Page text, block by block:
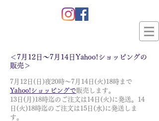
＜7月12 日～7月14日Yahoo!ショッピングの
販売＞
7月12日(日)夜20時～7月14日(火)18時まで
Yahoo!ショッピングで販売します。
13日(月)18時迄のご注文は14日(火)に発送。 14
日(火)18時迄のご注文は15日(水)に発送しま
す。